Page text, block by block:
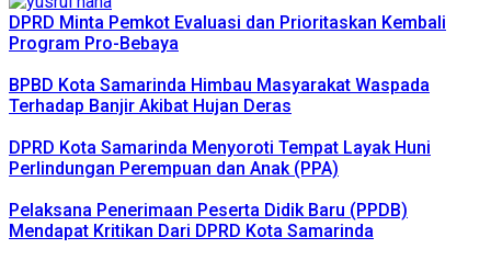
DPRD Minta Pemkot Evaluasi dan Prioritaskan Kembali
Program Pro-Bebaya
BPBD Kota Samarinda Himbau Masyarakat Waspada
Terhadap Banjir Akibat Hujan Deras
DPRD Kota Samarinda Menyoroti Tempat Layak Huni
Perlindungan Perempuan dan Anak (PPA)
Pelaksana Penerimaan Peserta Didik Baru (PPDB)
Mendapat Kritikan Dari DPRD Kota Samarinda